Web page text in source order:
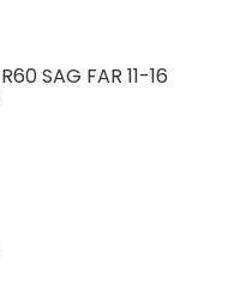
SAG FAR 11-16